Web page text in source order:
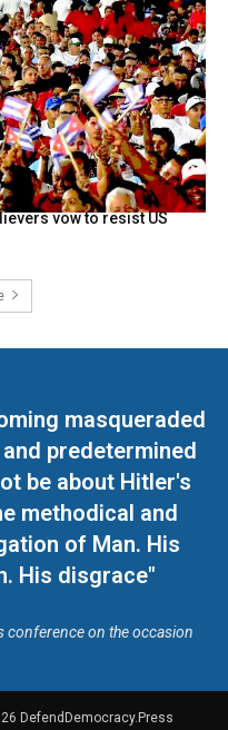
vow to resist US
masqueraded
predetermined
be about Hitler's
methodical and
of Man. His
His disgrace"
conference on the occasion
DefendDemocracy.Press